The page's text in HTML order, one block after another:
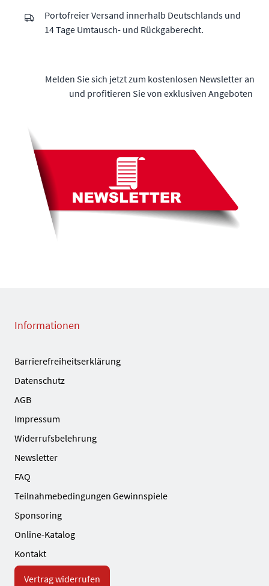
Portofreier Versand innerhalb Deutschlands und
14 Tage Umtausch- und Rückgaberecht.
Melden Sie sich jetzt zum kostenlosen Newsletter an
und profitieren Sie von exklusiven Angeboten
Informationen
Barrierefreiheitserklärung
Datenschutz
AGB
Impressum
Widerrufsbelehrung
Newsletter
FAQ
Teilnahmebedingungen Gewinnspiele
Sponsoring
Online-Katalog
Kontakt
Vertrag widerrufen